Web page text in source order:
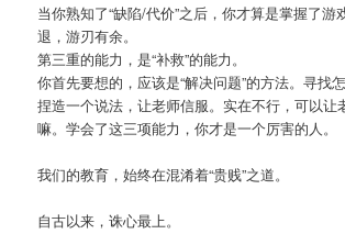
当你熟知了“缺陷/代价”之后，你才算是掌握了游
退，游刃有余。
第三重的能力，是“补救”的能力。
你首先要想的，应该是“解决问题”的方法。寻找
捏造一个说法，让老师信服。实在不行，可以让
嘛。学会了这三项能力，你才是一个厉害的人。
我们的教育，始终在混淆着“贵贱”之道。
自古以来，诛心最上。